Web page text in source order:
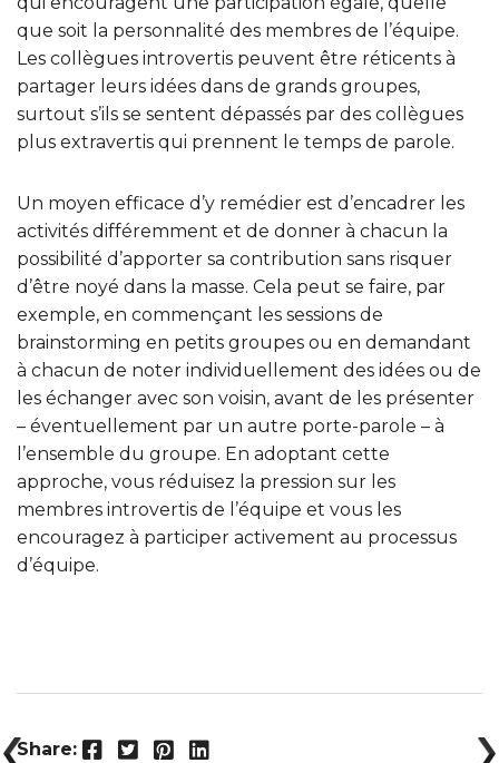
que soit la personnalité des membres de l’équipe.
Les collègues introvertis peuvent être réticents à
partager leurs idées dans de grands groupes,
surtout s’ils se sentent dépassés par des collègues
plus extravertis qui prennent le temps de parole.
Un moyen efficace d’y remédier est d’encadrer les
activités différemment et de donner à chacun la
possibilité d’apporter sa contribution sans risquer
d’être noyé dans la masse. Cela peut se faire, par
exemple, en commençant les sessions de
brainstorming en petits groupes ou en demandant
à chacun de noter individuellement des idées ou de
les échanger avec son voisin, avant de les présenter
– éventuellement par un autre porte-parole – à
l’ensemble du groupe. En adoptant cette
approche, vous réduisez la pression sur les
membres introvertis de l’équipe et vous les
encouragez à participer activement au processus
d’équipe.
Share: Facebook Twitter Pinterest LinkedIn